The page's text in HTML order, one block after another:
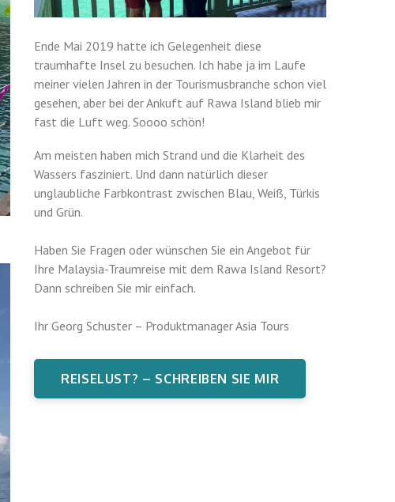
Ende Mai 2019 hatte ich Gelegenheit diese
traumhafte Insel zu besuchen. Ich habe ja im Laufe
meiner vielen Jahren in der Tourismusbranche schon viel
gesehen, aber bei der Ankuft auf Rawa Island blieb mir
fast die Luft weg. Soooo schön!
Am meisten haben mich Strand und die Klarheit des
Wassers fasziniert. Und dann natürlich dieser
unglaubliche Farbkontrast zwischen Blau, Weiß, Türkis
und Grün.
Haben Sie Fragen oder wünschen Sie ein Angebot für
Ihre Malaysia-Traumreise mit dem Rawa Island Resort?
Dann schreiben Sie mir einfach.
Ihr Georg Schuster – Produktmanager Asia Tours
REISELUST? – SCHREIBEN SIE MIR